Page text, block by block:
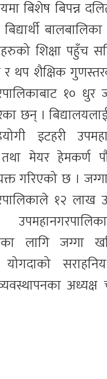
बिशेष बिपन्न
शिक्षा पहुँच
र थप शैक्षिक
१० धुर
छन् ।
इटहरी
तथा मेयर हेमकर्ण
गरिएको छ ।
१२ लाख
लागि जग्गा